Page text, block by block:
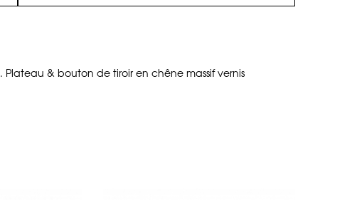
& bouton de tiroir en chêne massif vernis